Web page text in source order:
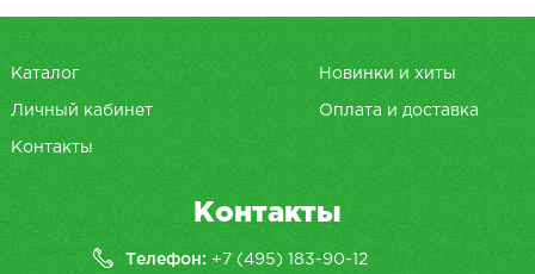
Каталог Новинки и хиты
Личный кабинет Оплата и доставка
Контакты
Контакты
Телефон: +7 (495) 183-90-12